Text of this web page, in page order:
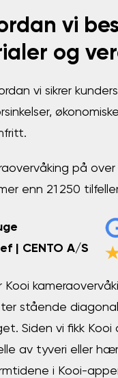
vi
og
vi sikrer
på
enn 21 250
| CENTO A/S
Kooi
stående
Siden vi fikk
av tyveri eller
i Kooi-